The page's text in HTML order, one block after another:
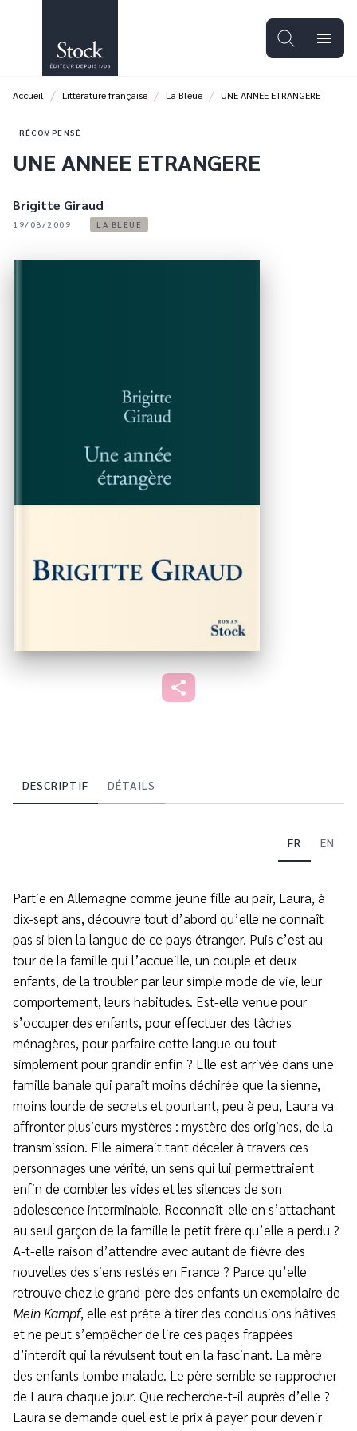
PIED DE PAGE
menu
Accueil / Littérature française / La Bleue / UNE ANNEE ETRANGERE
RÉCOMPENSÉ
UNE ANNEE ETRANGERE
Brigitte Giraud
19/08/2009 LA BLEUE
DESCRIPTIF DÉTAILS
FR EN
Partie en Allemagne comme jeune fille au pair, Laura, à
dix-sept ans, découvre tout d’abord qu’elle ne connaît
pas si bien la langue de ce pays étranger. Puis c’est au
tour de la famille qui l’accueille, un couple et deux
enfants, de la troubler par leur simple mode de vie, leur
comportement, leurs habitudes. Est-elle venue pour
s’occuper des enfants, pour effectuer des tâches
ménagères, pour parfaire cette langue ou tout
simplement pour grandir enfin ? Elle est arrivée dans une
famille banale qui paraît moins déchirée que la sienne,
moins lourde de secrets et pourtant, peu à peu, Laura va
affronter plusieurs mystères : mystère des origines, de la
transmission. Elle aimerait tant déceler à travers ces
personnages une vérité, un sens qui lui permettraient
enfin de combler les vides et les silences de son
adolescence interminable. Reconnaît-elle en s’attachant
au seul garçon de la famille le petit frère qu’elle a perdu ?
A-t-elle raison d’attendre avec autant de fièvre des
nouvelles des siens restés en France ? Parce qu’elle
retrouve chez le grand-père des enfants un exemplaire de
Mein Kampf, elle est prête à tirer des conclusions hâtives
et ne peut s’empêcher de lire ces pages frappées
d’interdit qui la révulsent tout en la fascinant. La mère
des enfants tombe malade. Le père semble se rapprocher
de Laura chaque jour. Que recherche-t-il auprès d’elle ?
Laura se demande quel est le prix à payer pour devenir